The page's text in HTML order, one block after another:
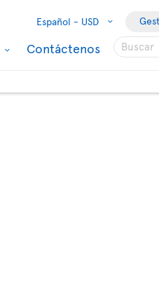
Español - USD
Contáctenos